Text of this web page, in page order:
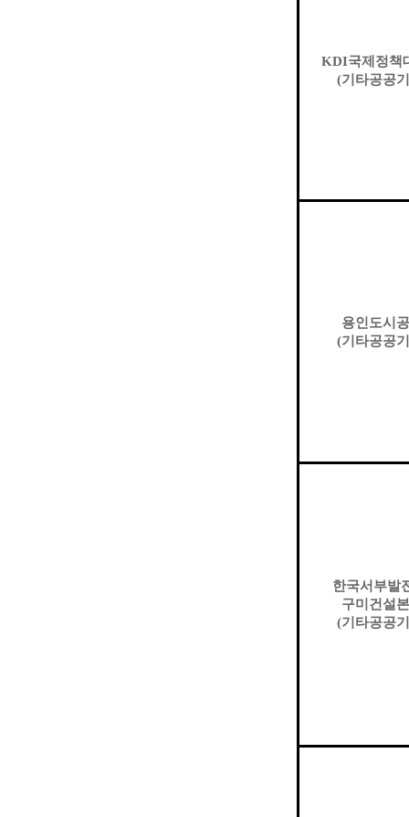
KDI국제정책
(기타공공
용인도시
(기타공공
한국서부발
구미건설
(기타공공